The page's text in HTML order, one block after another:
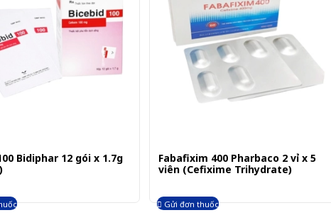
Bidiphar 12 gói x 1.7g
Fabafixim 400 Pharbaco 2 vỉ x 5
viên (Cefixime Trihydrate)
Gửi đơn thuốc